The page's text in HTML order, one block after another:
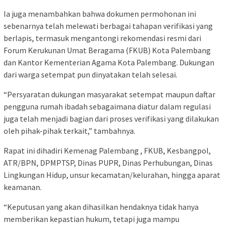
Ia juga menambahkan bahwa dokumen permohonan ini
sebenarnya telah melewati berbagai tahapan verifikasi yang
berlapis, termasuk mengantongi rekomendasi resmi dari
Forum Kerukunan Umat Beragama (FKUB) Kota Palembang
dan Kantor Kementerian Agama Kota Palembang. Dukungan
dari warga setempat pun dinyatakan telah selesai.
“Persyaratan dukungan masyarakat setempat maupun daftar
pengguna rumah ibadah sebagaimana diatur dalam regulasi
juga telah menjadi bagian dari proses verifikasi yang dilakukan
oleh pihak-pihak terkait,” tambahnya.
Rapat ini dihadiri Kemenag Palembang , FKUB, Kesbangpol,
ATR/BPN, DPMPTSP, Dinas PUPR, Dinas Perhubungan, Dinas
Lingkungan Hidup, unsur kecamatan/kelurahan, hingga aparat
keamanan.
“Keputusan yang akan dihasilkan hendaknya tidak hanya
memberikan kepastian hukum, tetapi juga mampu